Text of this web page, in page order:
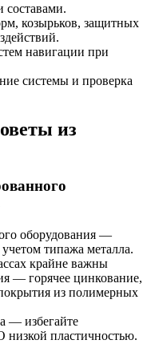
составами.
козырьков, защитных
навигации при
системы и проверка
из
оборудования —
типажа металла.
крайне важны
— горячее цинкование,
из полимерных
— избегайте
низкой пластичностью.